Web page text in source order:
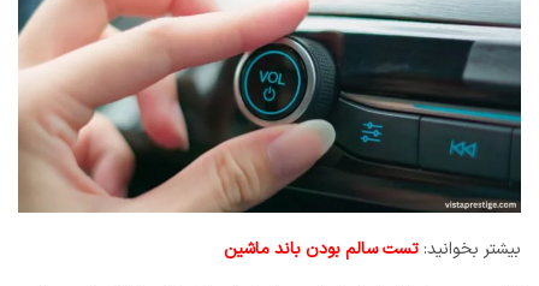
بیشتر بخوانید: تست سالم بودن باند ماشین